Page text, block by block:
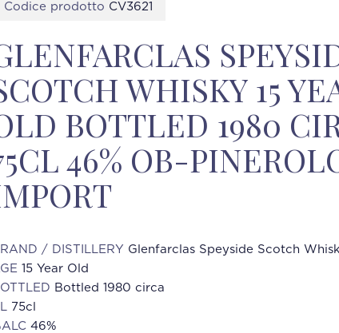
Codice prodotto CV3621
WHISKY 15
BOTTLED 1980
46% OB-
/ DISTILLERY Glenfarclas Speyside Scotch
15 Year Old
Bottled 1980 circa
75cl
46%